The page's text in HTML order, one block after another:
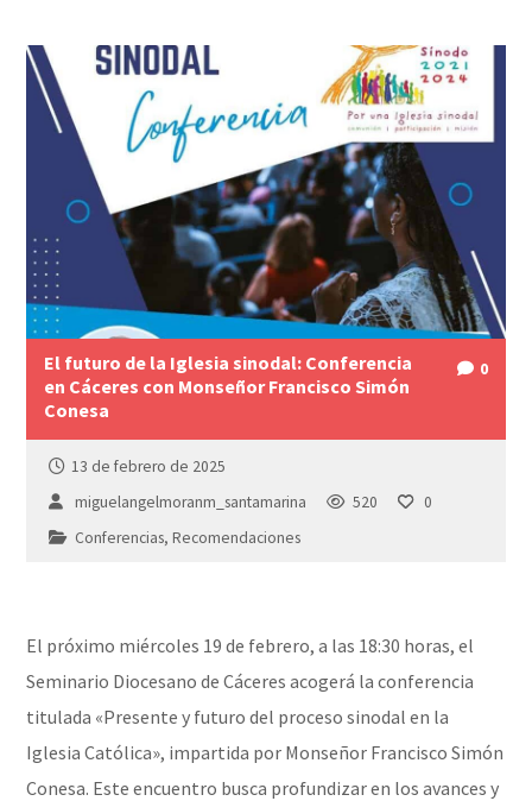
El futuro de la Iglesia sinodal: Conferencia
en Cáceres con Monseñor Francisco Simón
Conesa
0
13 de febrero de 2025
miguelangelmoranm_santamarina
520
0
Conferencias,Recomendaciones
El próximo miércoles 19 de febrero, a las 18:30 horas, el
Seminario Diocesano de Cáceres acogerá la conferencia
titulada «Presente y futuro del proceso sinodal en la
Iglesia Católica», impartida por Monseñor Francisco Simón
Conesa. Este encuentro busca profundizar en los avances y